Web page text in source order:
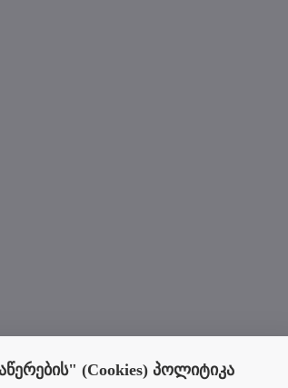
(Cookies) პოლიტიკა